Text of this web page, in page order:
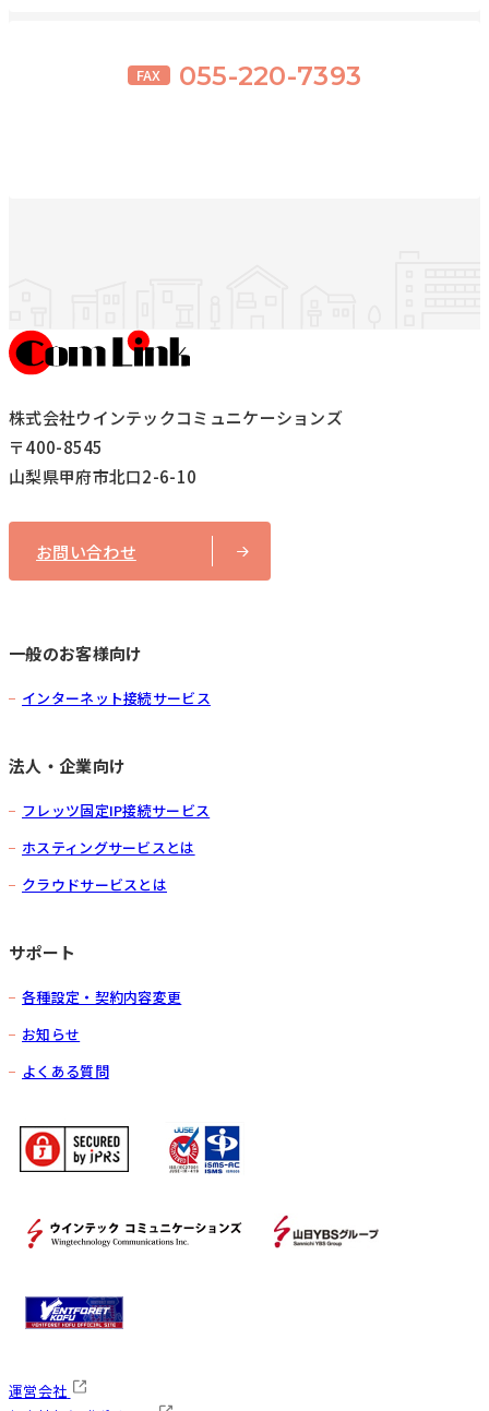
FAX 055-220-7393
株式会社ウインテックコミュニケーションズ
〒400-8545
山梨県甲府市北口2-6-10
お問い合わせ
一般のお客様向け
インターネット接続サービス
法人・企業向け
フレッツ固定IP接続サービス
ホスティングサービスとは
クラウドサービスとは
サポート
各種設定・契約内容変更
お知らせ
よくある質問
運営会社